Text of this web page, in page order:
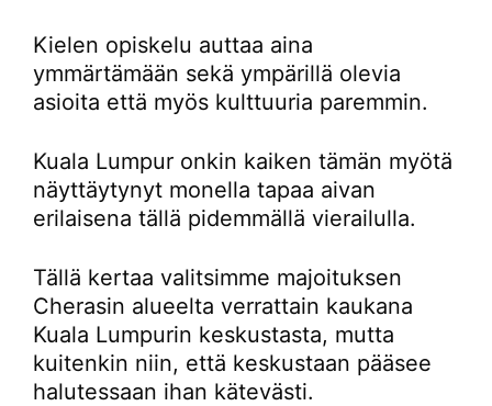
Kielen opiskelu auttaa aina
ymmärtämään sekä ympärillä olevia
asioita että myös kulttuuria paremmin.
Kuala Lumpur onkin kaiken tämän myötä
näyttäytynyt monella tapaa aivan
erilaisena tällä pidemmällä vierailulla.
Tällä kertaa valitsimme majoituksen
Cherasin alueelta verrattain kaukana
Kuala Lumpurin keskustasta, mutta
kuitenkin niin, että keskustaan pääsee
halutessaan ihan kätevästi.